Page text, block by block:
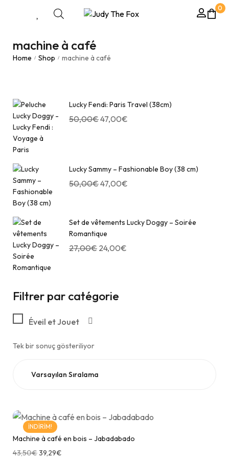
0
machine à café
Home / Shop / machine à café
Lucky Fendi: Paris Travel (38cm)
50,00€47,00€
Lucky Sammy – Fashionable Boy (38 cm)
50,00€47,00€
Set de vêtements Lucky Doggy – Soirée
Romantique
27,00€ 24,00€
Filtrer par catégorie
Éveil et Jouet
Tek bir sonuç gösteriliyor
İNDIRIM!
Machine à café en bois – Jabadabado
43,50€39,29€